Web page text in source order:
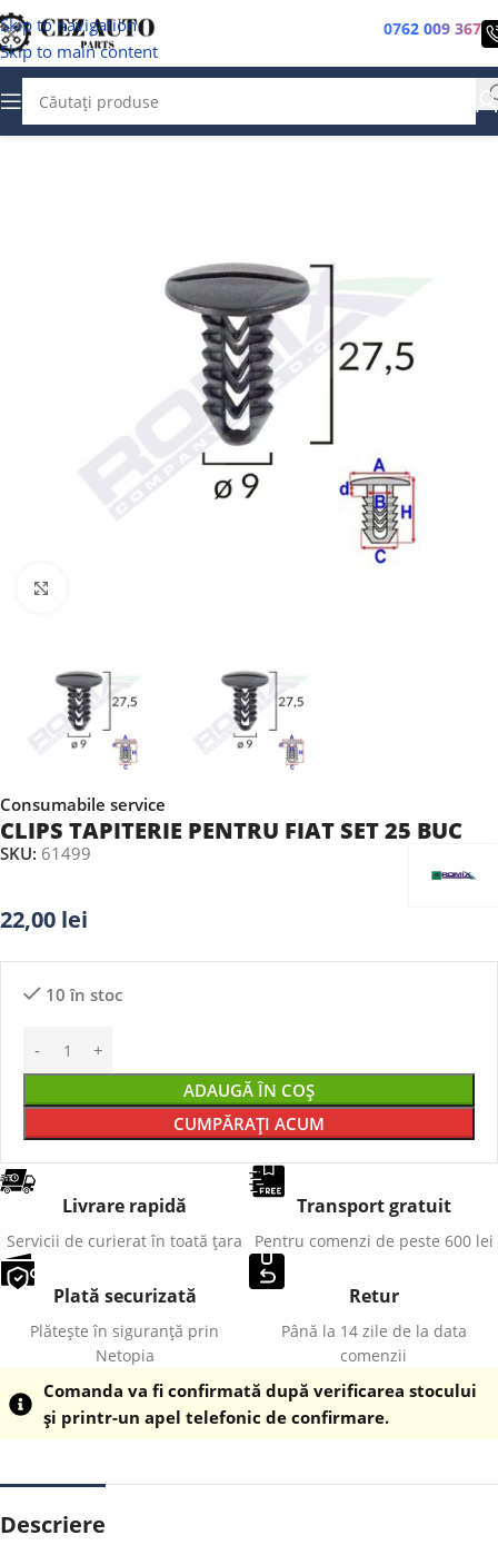
Skip to navigation
Skip to main content
0762 009 367
Consumabile service
CLIPS TAPITERIE PENTRU FIAT SET 25 BUC
SKU: 61499
22,00 lei
10 în stoc
ADAUGĂ ÎN COȘ
CUMPĂRAȚI ACUM
Livrare rapidă
Servicii de curierat în toată țara
Transport gratuit
Pentru comenzi de peste 600 lei
Plată securizată
Plătește în siguranță prin
Netopia
Retur
Până la 14 zile de la data
comenzii
Comanda va fi confirmată după verificarea stocului
și printr-un apel telefonic de confirmare.
Descriere